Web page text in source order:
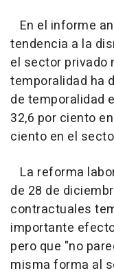
En el informe
tendencia a la
el sector privado
temporalidad ha
de temporalidad
32,6 por ciento
ciento en el
La reforma
de 28 de
contractuales
importante
pero que "no
misma forma al